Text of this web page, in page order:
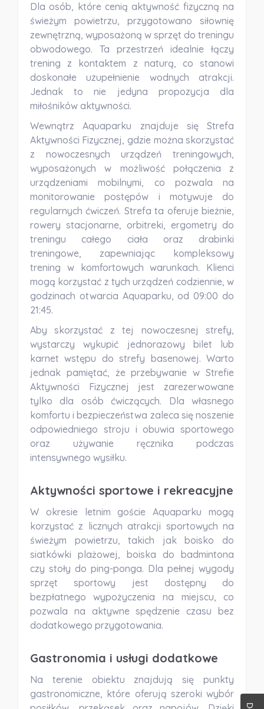
Dla osób, które cenią aktywność fizyczną na
świeżym powietrzu, przygotowano siłownię
zewnętrzną, wyposażoną w sprzęt do treningu
obwodowego. Ta przestrzeń idealnie łączy
trening z kontaktem z naturą, co stanowi
doskonałe uzupełnienie wodnych atrakcji.
Jednak to nie jedyna propozycja dla
miłośników aktywności.
Wewnątrz Aquaparku znajduje sięStrefa
Aktywności Fizycznej, gdzie można skorzystać
z nowoczesnych urządzeń treningowych,
wyposażonych w możliwość połączenia z
urządzeniami mobilnymi, co pozwala na
monitorowanie postępów i motywuje do
regularnych ćwiczeń. Strefa ta oferuje bieżnie,
rowery stacjonarne, orbitreki, ergometry do
treningu całego ciała oraz drabinki
treningowe, zapewniając kompleksowy
trening w komfortowych warunkach. Klienci
mogą korzystać z tych urządzeń codziennie, w
godzinach otwarcia Aquaparku, od 09:00 do
21:45.
Aby skorzystać z tej nowoczesnej strefy,
wystarczy wykupić jednorazowy bilet lub
karnet wstępu do strefy basenowej. Warto
jednak pamiętać, że przebywanie w Strefie
Aktywności Fizycznej jest zarezerwowane
tylko dla osób ćwiczących. Dla własnego
komfortu i bezpieczeństwa zaleca się noszenie
odpowiedniego stroju i obuwia sportowego
oraz używanie ręcznika podczas
intensywnego wysiłku.
Aktywności sportowe i rekreacyjne
W okresie letnim goście Aquaparku mogą
korzystać z licznych atrakcji sportowych na
świeżym powietrzu, takich jak boisko do
siatkówki plażowej, boiska do badmintona
czy stoły do ping-ponga. Dla pełnej wygody
sprzęt sportowy jest dostępny do
bezpłatnego wypożyczenia na miejscu, co
pozwala na aktywne spędzenie czasu bez
dodatkowego przygotowania.
Gastronomia i usługi dodatkowe
Na terenie obiektu znajdują się punkty
gastronomiczne, które oferują szeroki wybór